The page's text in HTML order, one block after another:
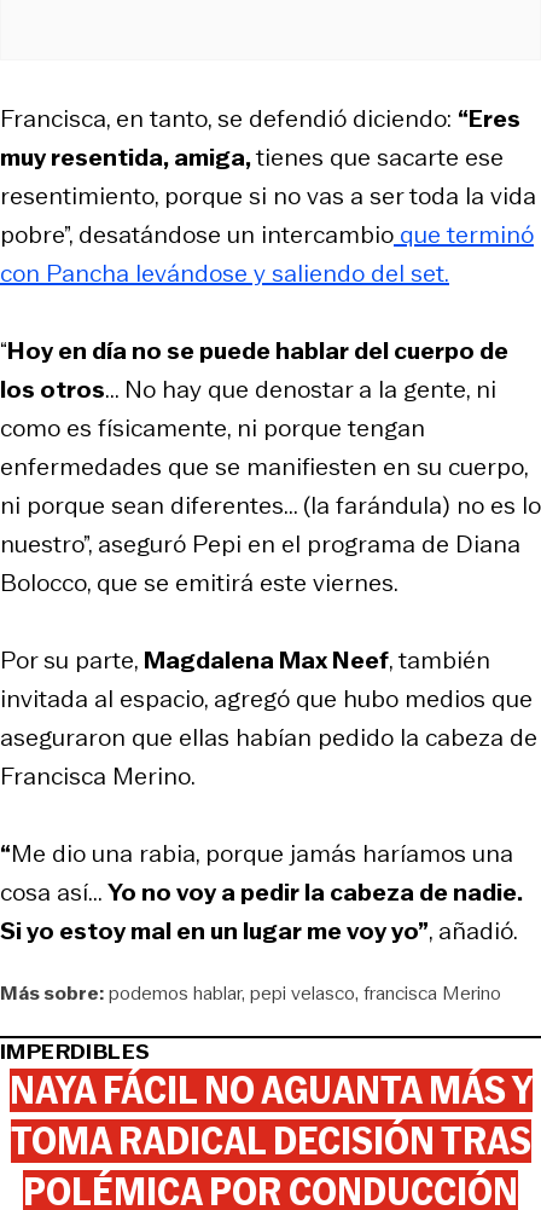
Francisca, en tanto, se defendió diciendo: “Eres
muy resentida, amiga,tienes que sacarte ese
resentimiento, porque si no vas a ser toda la vida
pobre”, desatándose un intercambio que terminó
con Pancha levándose y saliendo del set.
“Hoy en día no se puede hablar del cuerpo de
los otros... No hay que denostar a la gente, ni
como es físicamente, ni porque tengan
enfermedades que se manifiesten en su cuerpo,
ni porque sean diferentes... (la farándula) no es lo
nuestro”, aseguró Pepi en el programa de Diana
Bolocco, que se emitirá este viernes.
Por su parte, Magdalena Max Neef, también
invitada al espacio, agregó que hubo medios que
aseguraron que ellas habían pedido la cabeza de
Francisca Merino.
“Me dio una rabia, porque jamás haríamos una
cosa así...Yo no voy a pedir la cabeza de nadie.
Si yo estoy mal en un lugar me voy yo”, añadió.
Más sobre:podemos hablar pepi velasco francisca Merino
IMPERDIBLES
NAYA FÁCIL NO AGUANTA MÁS Y
TOMA RADICAL DECISIÓN TRAS
POLÉMICA POR CONDUCCIÓN